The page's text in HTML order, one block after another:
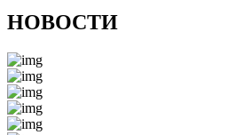
НОВОСТИ